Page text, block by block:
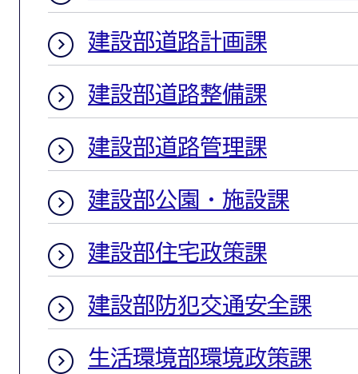
建設部道路計画課
建設部道路整備課
建設部道路管理課
建設部公園・施設課
建設部住宅政策課
建設部防犯交通安全課
生活環境部環境政策課